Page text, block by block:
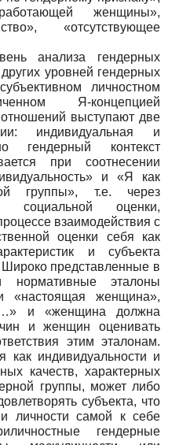
женщины»,
«отсутствующее
анализа гендерных
уровней гендерных
личностном
Я-концепцией
выступают две
индивидуальная и
гендерный контекст
при соотнесении
и «Я как
группы», т.е. через
социальной оценки,
взаимодействия с
оценки себя как
и субъекта
представленные в
нормативные эталоны
«настоящая женщина»,
и «женщина должна
и женщин оценивать
этим эталонам.
как индивидуальности и
качеств, характерных
группы, может либо
субъекта, что
личности самой к себе
гендерные